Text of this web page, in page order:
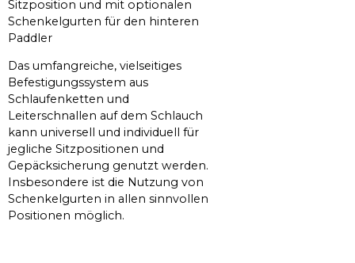
Sitzposition und mit optionalen
Schenkelgurten für den hinteren
Paddler
Das umfangreiche, vielseitiges
Befestigungssystem aus
Schlaufenketten und
Leiterschnallen auf dem Schlauch
kann universell und individuell für
jegliche Sitzpositionen und
Gepäcksicherung genutzt werden.
Insbesondere ist die Nutzung von
Schenkelgurten in allen sinnvollen
Positionen möglich.